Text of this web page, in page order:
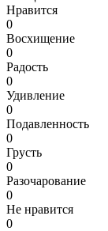
Нравится
0
Восхищение
0
Радость
0
Удивление
0
Подавленность
0
Грусть
0
Разочарование
0
Не нравится
0